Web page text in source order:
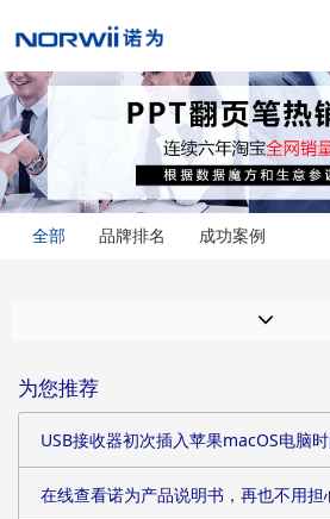
全部 品牌排名 成功案例
为您推荐
USB接收器初次插入苹果macOS电脑
在线查看诺为产品说明书，再也不用